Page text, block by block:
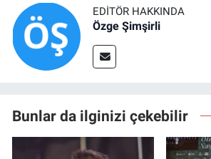
EDITÖR HAKKINDA
Özge Şimşirli
Bunlar da ilginizi çekebilir